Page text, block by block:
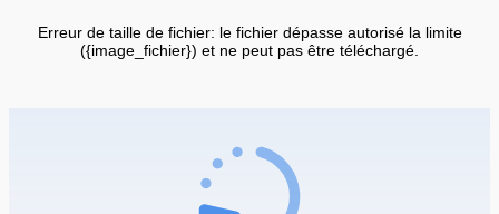
Erreur de taille de fichier: le fichier dépasse autorisé la limite
({image_fichier}) et ne peut pas être téléchargé.